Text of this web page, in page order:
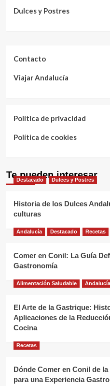
Dulces y Postres
Contacto
Viajar Andalucía
Política de privacidad
Política de cookies
Te pueden interesar
Destacado Dulces y Postres
Historia de los Dulces
culturas
Andalucía Destacado Recetas
Comer en Conil: La Guía
Gastronomía
Alimentación Saludable Andalucía
El Arte de la Gastrique:
Aplicaciones de la
Cocina
Recetas
Dónde Comer en Conil de
para una Experiencia